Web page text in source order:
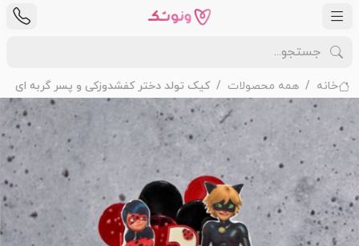
خانه همه محصولات کیک تولد دختر کفشدوزکی و پسر گربه ای